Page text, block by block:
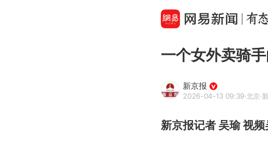
一个女外卖骑
新京报
2026-04-13 09:39·北京·
新京报记者 吴瑜 视频